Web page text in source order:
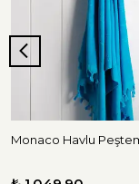
Monaco Havlu